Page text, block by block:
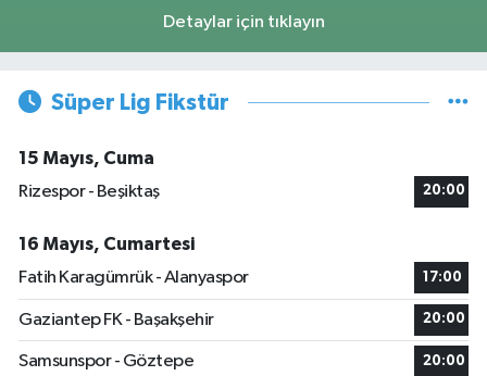
Detaylar için tıklayın
Süper Lig Fikstür
15 Mayıs, Cuma
Rizespor - Beşiktaş
20:00
16 Mayıs, Cumartesi
Fatih Karagümrük - Alanyaspor
17:00
Gaziantep FK - Başakşehir 20:00
Samsunspor - Göztepe 20:00